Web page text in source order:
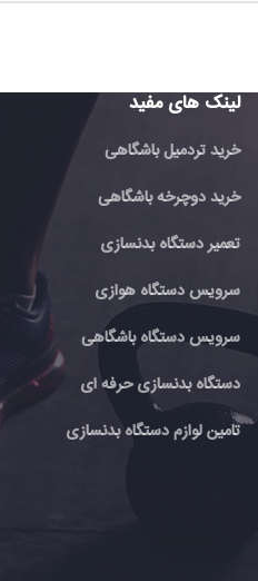
حرفه ای
بدنسازی
تماس